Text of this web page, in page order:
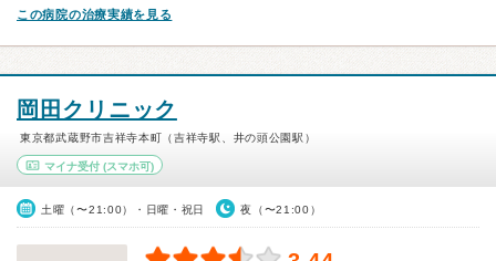
この病院の治療実績を見る
岡田クリニック
東京都武蔵野市吉祥寺本町（吉祥寺駅、井の頭公園駅）
マイナ受付 (スマホ可)
土曜（〜21:00）・日曜・祝日 夜（〜21:00）